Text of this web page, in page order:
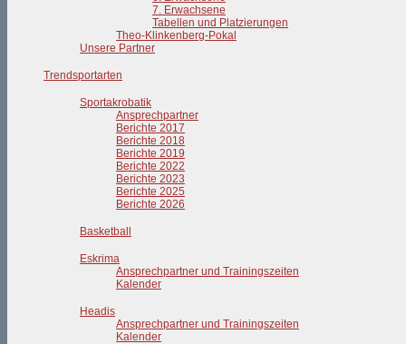
7. Erwachsene
Tabellen und Platzierungen
Theo-Klinkenberg-Pokal
Unsere Partner
Trendsportarten
Sportakrobatik
Ansprechpartner
Berichte 2017
Berichte 2018
Berichte 2019
Berichte 2022
Berichte 2023
Berichte 2025
Berichte 2026
Basketball
Eskrima
Ansprechpartner und Trainingszeiten
Kalender
Headis
Ansprechpartner und Trainingszeiten
Kalender